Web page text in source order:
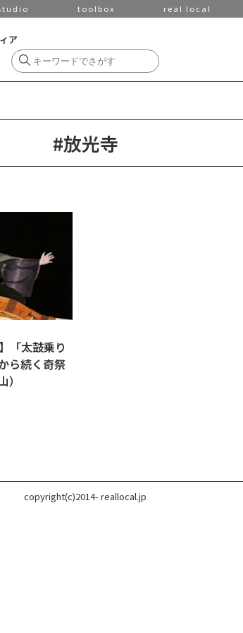
toolbox real local
ア
#放光寺
「太鼓乗り
ら続く奇祭
）
copyright(c)2014- reallocal.jp